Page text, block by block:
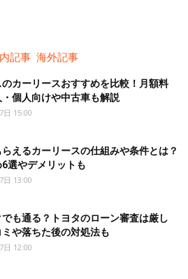
記事 海外記事
のカーリースおすすめを比較！月額料
個人向けや中古車も解説
日 15:00
えるカーリースの仕組みや条件とは？
選やデメリットも
日 13:00
でも通る？トヨタのローン審査は厳し
や落ちた後の対処法も
日 12:00